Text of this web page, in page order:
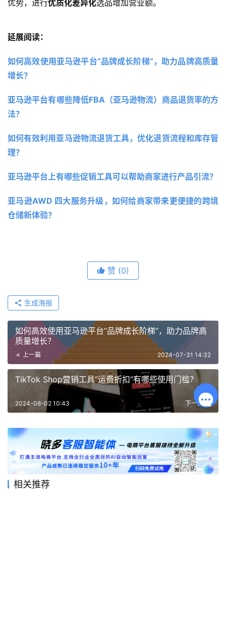
优势，进行优质化差异化选品增加营业额。
延展阅读：
如何高效使用亚马逊平台“品牌成长阶梯”，助力品牌高质量
增长？
亚马逊平台有哪些降低FBA（亚马逊物流）商品退货率的方
法？
如何有效利用亚马逊物流退货工具，优化退货流程和库存管
理？
亚马逊平台上有哪些促销工具可以帮助商家进行产品引流？
亚马逊AWD 四大服务升级，如何给商家带来更便捷的跨境
仓储新体验？
赞 (0)
生成海报
如何高效使用亚马逊平台“品牌成长阶梯”，助力品牌高
质量增长？
上一篇 2024-07-31 14:32
TikTok Shop营销工具”运费折扣“有哪些使用门槛？
下一篇
2024-08-02 10:43
相关推荐